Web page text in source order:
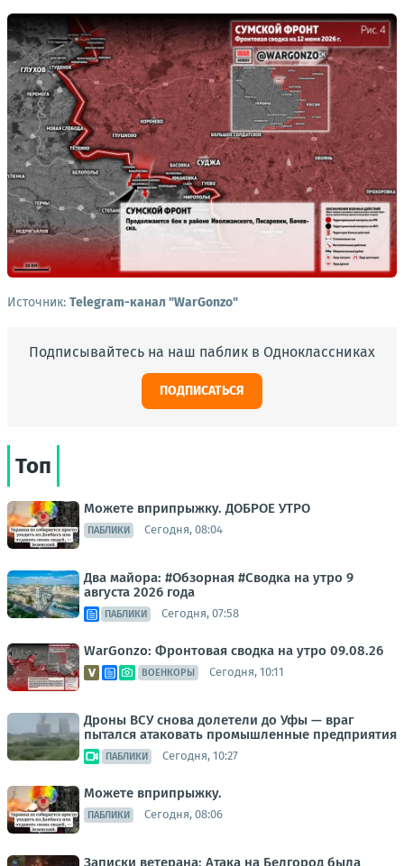
Источник: Telegram-канал "WarGonzo"
Подписывайтесь на наш паблик в Одноклассниках
ПОДПИСАТЬСЯ
Топ
Можете вприпрыжку. ДОБРОЕ УТРО
ПАБЛИКИ Сегодня, 08:04
Два майора: #Обзорная #Сводка на утро 9
августа 2026 года
ПАБЛИКИ Сегодня, 07:58
WarGonzo: Фронтовая сводка на утро 09.08.26
ВОЕНКОРЫ Сегодня, 10:11
Дроны ВСУ снова долетели до Уфы — враг
пытался атаковать промышленные предприятия
ПАБЛИКИ Сегодня, 10:27
Можете вприпрыжку.
ПАБЛИКИ Сегодня, 08:06
Записки ветерана: Атака на Белгород была